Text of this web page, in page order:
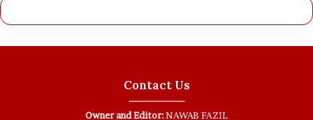
Contact Us
--------------------
Owner and Editor:NAWAB FAZIL